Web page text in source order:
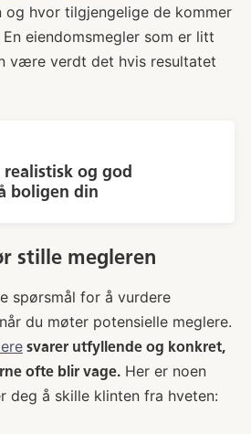
og hvor tilgjengelige de kommer
eiendomsmegler som er litt
være verdt det hvis resultatet
og god
boligen din
stille megleren
spørsmål for å vurdere
du møter potensielle meglere.
svarer utfyllende og konkret,
ofte blir vage.Her er noen
deg å skille klinten fra hveten: